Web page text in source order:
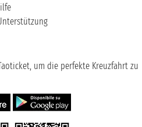
um die perfekte Kreuzfahrt zu